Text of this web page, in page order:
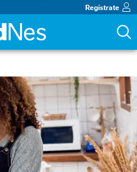
Regístrate